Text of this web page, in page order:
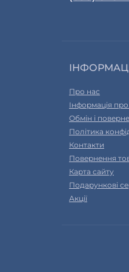
Про нас
Інформація
Обмін і
Політика
Контакти
Повернення
Карта сайту
Подарункові
Акції